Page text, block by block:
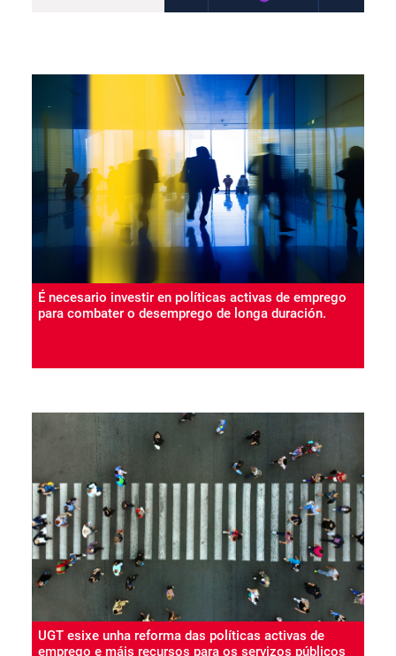
É necesario investir en políticas activas de emprego
para combater o desemprego de longa duración.
UGT esixe unha reforma das políticas activas de
emprego e máis recursos para os servizos públicos